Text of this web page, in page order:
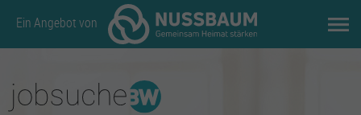
Ein Angebot von